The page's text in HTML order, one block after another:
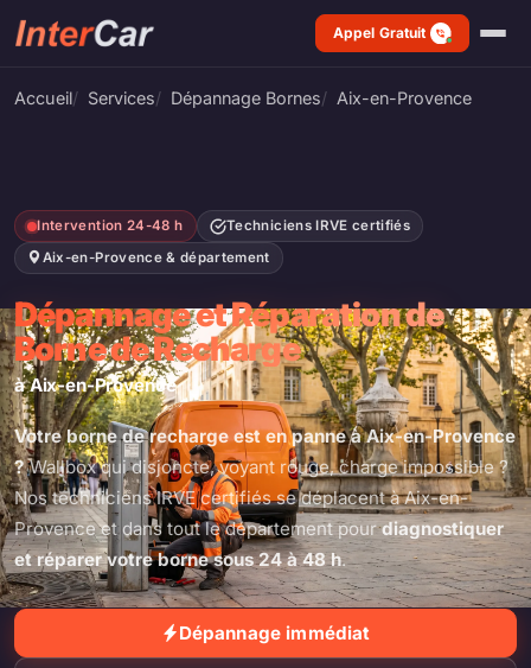
Appel Gratuit
Accueil Services Dépannage Bornes Aix-en-Provence
Intervention 24-48 h
Techniciens IRVE certifiés
Aix-en-Provence & département
Dépannage et Réparation de
Borne de Recharge
à Aix-en-Provence
Votre borne de recharge est en panne à Aix-en-Provence
?Wallbox qui disjoncte, voyant rouge, charge impossible ?
Nos techniciens IRVE certifiés se déplacent à Aix-en-
Provence et dans tout le département pourdiagnostiquer
et réparer votre borne sous 24 à 48 h.
Dépannage immédiat